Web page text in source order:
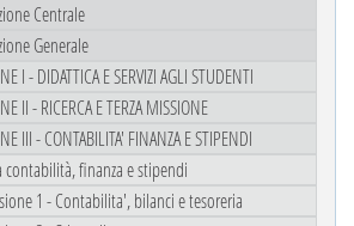
Centrale
Generale
I - DIDATTICA E SERVIZI AGLI STUDENTI
II - RICERCA E TERZA MISSIONE
III - CONTABILITA' FINANZA E STIPENDI
contabilità, finanza e stipendi
1 - Contabilita', bilanci e tesoreria